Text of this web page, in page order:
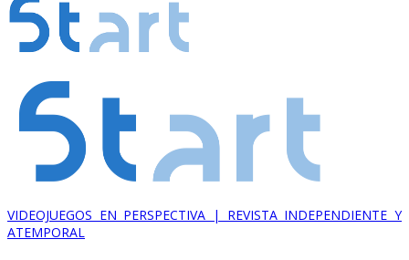
VIDEOJUEGOS EN PERSPECTIVA | REVISTA INDEPENDIENTE Y
ATEMPORAL